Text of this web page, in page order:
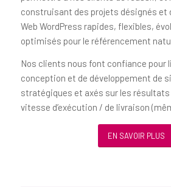
construisant des projets désignés et
Web WordPress rapides, flexibles,
optimisés pour le référencement
Nos clients nous font confiance pour
conception et de développement de
stratégiques et axés sur les
vitesse d’exécution / de livraison
EN SAVOIR PLUS